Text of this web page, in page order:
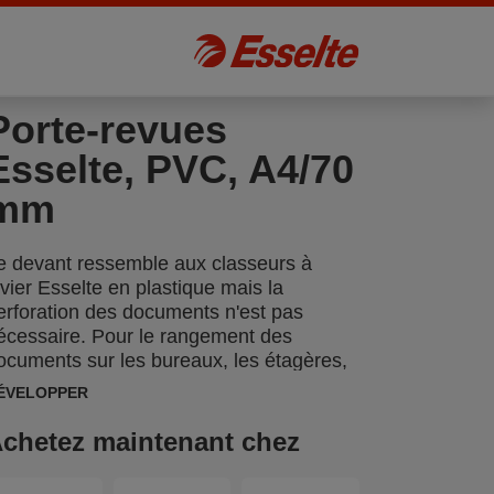
revues
PVC, A4/70
devant ressemble aux classeurs à
Esselte en plastique mais la
des documents n'est pas
Pour le rangement des
sur les bureaux, les étagères,
dans les salles d'archives.
maintenant chez